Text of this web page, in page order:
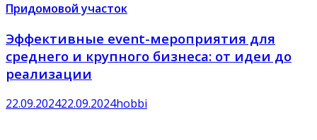
Придомовой участок
Эффективные event-мероприятия для
среднего и крупного бизнеса: от идеи до
реализации
22.09.202422.09.2024hobbi